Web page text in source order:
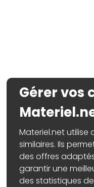
Gérer vos
Materiel.net utilise
similaires. Ils
des offres
garantir une
des statistiques